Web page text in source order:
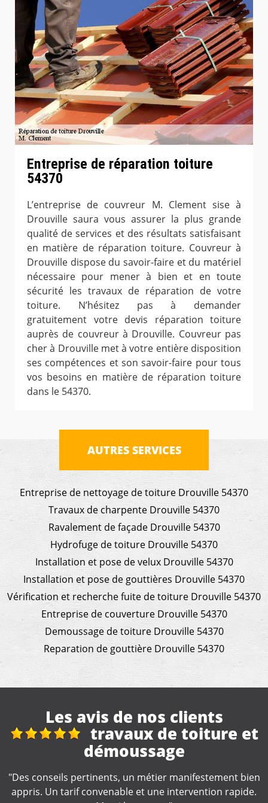
Entreprise de réparation toiture
54370
L’entreprise de couvreur M. Clement sise à
Drouville saura vous assurer la plus grande
qualité de services et des résultats satisfaisant
en matière de réparation toiture. Couvreur à
Drouville dispose du savoir-faire et du matériel
nécessaire pour mener à bien et en toute
sécurité les travaux de réparation de votre
toiture. N’hésitez pas à demander
gratuitement votre devis réparation toiture
auprès de couvreur à Drouville. Couvreur pas
cher à Drouville met à votre entière disposition
ses compétences et son savoir-faire pour tous
vos besoins en matière de réparation toiture
dans le 54370.
AUTRES SERVICES
Entreprise de nettoyage de toiture Drouville 54370
Travaux de charpente Drouville 54370
Ravalement de façade Drouville 54370
Hydrofuge de toiture Drouville 54370
Installation et pose de velux Drouville 54370
Installation et pose de gouttières Drouville 54370
Vérification et recherche fuite de toiture Drouville 54370
Entreprise de couverture Drouville 54370
Demoussage de toiture Drouville 54370
Reparation de gouttière Drouville 54370
Les avis de nos clients
Nettoyage
"Artisan très professionnel et d'une efficacité
remarquable. Je recommande."
De Catherine